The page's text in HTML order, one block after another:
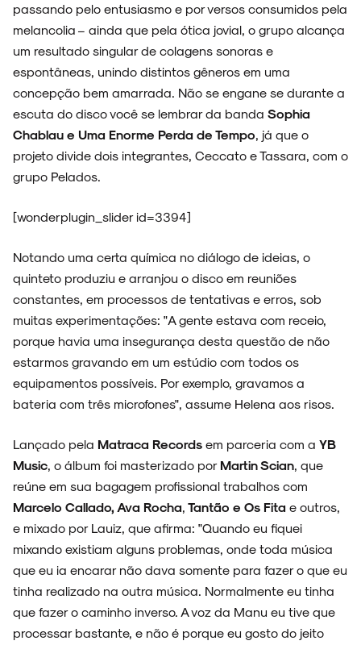
ENTREVISTAS
ESPECIAIS
NOVIDADES
NOIZE RECORD CLUB
SOBRE
passando pelo entusiasmo e por versos consumidos pela
melancolia – ainda que pela ótica jovial, o grupo alcança
um resultado singular de colagens sonoras e
espontâneas, unindo distintos gêneros em uma
concepção bem amarrada. Não se engane se durante a
escuta do disco você se lembrar da banda Sophia
Chablau e Uma Enorme Perda de Tempo, já que o
projeto divide dois integrantes, Ceccato e Tassara, com o
grupo Pelados.
[wonderplugin_slider id=3394]
Notando uma certa química no diálogo de ideias, o
quinteto produziu e arranjou o disco em reuniões
constantes, em processos de tentativas e erros, sob
muitas experimentações: "A gente estava com receio,
porque havia uma insegurança desta questão de não
estarmos gravando em um estúdio com todos os
equipamentos possíveis. Por exemplo, gravamos a
bateria com três microfones", assume Helena aos risos.
Lançado pela Matraca Records em parceria com a YB
Music, o álbum foi masterizado por Martin Scian, que
reúne em sua bagagem profissional trabalhos com
Marcelo Callado, Ava Rocha, Tantão e Os Fita e outros,
e mixado por Lauiz, que afirma: "Quando eu fiquei
mixando existiam alguns problemas, onde toda música
que eu ia encarar não dava somente para fazer o que eu
tinha realizado na outra música. Normalmente eu tinha
que fazer o caminho inverso. A voz da Manu eu tive que
processar bastante, e não é porque eu gosto do jeito